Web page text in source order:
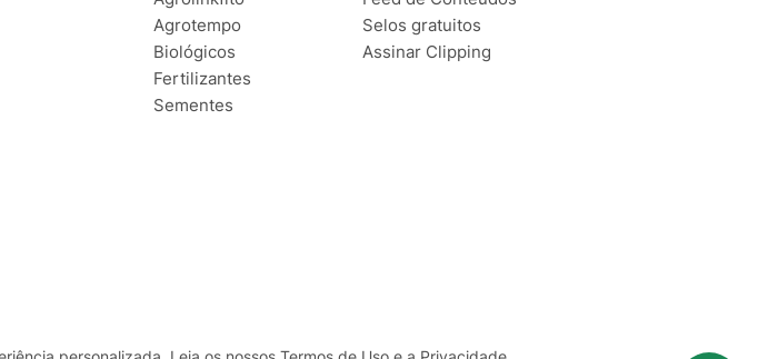
Agrotempo
Biológicos
Fertilizantes
Sementes
Selos gratuitos
Assinar Clipping